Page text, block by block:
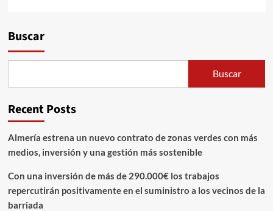
Buscar
Buscar
Recent Posts
Almería estrena un nuevo contrato de zonas verdes con más
medios, inversión y una gestión más sostenible
Con una inversión de más de 290.000€ los trabajos
repercutirán positivamente en el suministro a los vecinos de la
barriada